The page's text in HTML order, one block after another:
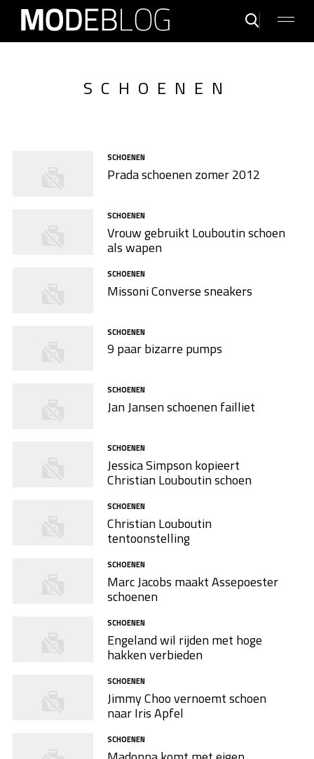
SCHOENEN
SCHOENEN
Prada schoenen zomer 2012
SCHOENEN
Vrouw gebruikt Louboutin schoen
als wapen
SCHOENEN
Missoni Converse sneakers
SCHOENEN
9 paar bizarre pumps
SCHOENEN
Jan Jansen schoenen failliet
SCHOENEN
Jessica Simpson kopieert
Christian Louboutin schoen
SCHOENEN
Christian Louboutin
tentoonstelling
SCHOENEN
Marc Jacobs maakt Assepoester
schoenen
SCHOENEN
Engeland wil rijden met hoge
hakken verbieden
SCHOENEN
Jimmy Choo vernoemt schoen
naar Iris Apfel
SCHOENEN